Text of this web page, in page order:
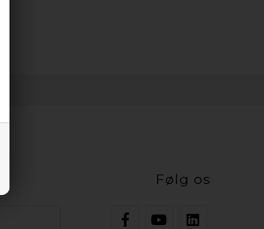
Følg os